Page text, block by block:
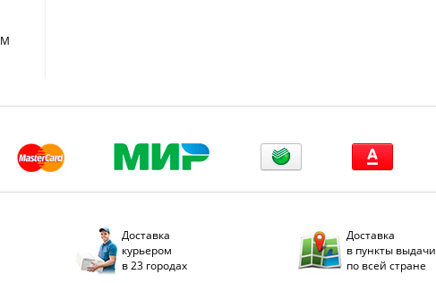
Доставка
курьером
в 23 городах
Доставка
в пункты выдачи
по всей стране